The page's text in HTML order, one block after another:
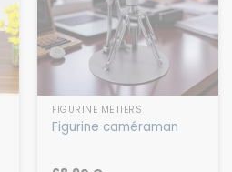
FIGURINE MÉTIERS
Figurine caméraman